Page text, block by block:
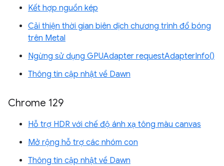
Kết hợp nguồn kép
Cải thiện thời gian biên dịch chương trình đổ bóng
trên Metal
Ngừng sử dụng GPUAdapter requestAdapterInfo()
Thông tin cập nhật về Dawn
Chrome 129
Hỗ trợ HDR với chế độ ánh xạ tông màu canvas
Mở rộng hỗ trợ các nhóm con
Thông tin cập nhật về Dawn